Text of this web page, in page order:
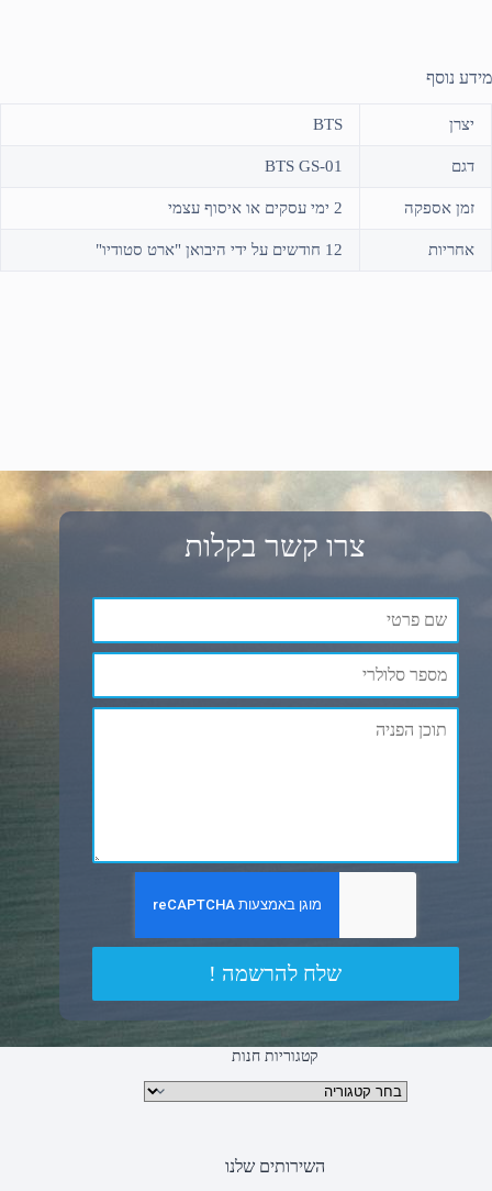
מידע נוסף
יצרן BTS
דגם BTS GS-01
זמן אספקה 2 ימי עסקים או איסוף עצמי
אחריות 12 חודשים על ידי היבואן "ארט סטודיו"
צרו קשר בקלות
שלח להרשמה !
קטגוריות חנות
קטגוריות מוצרים
השירותים שלנו